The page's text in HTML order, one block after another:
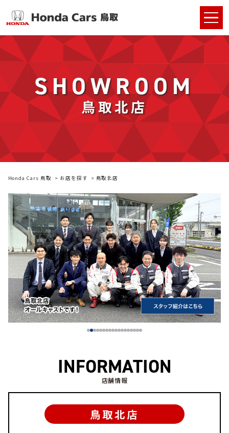
SHOWROOM
鳥取北店
Honda Cars 鳥取 お店を探す 鳥取北店
INFORMATION
店舗情報
鳥取北店